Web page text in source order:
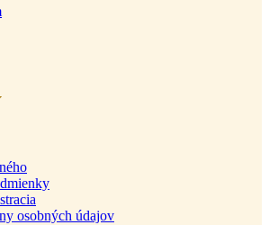
osobných údajov